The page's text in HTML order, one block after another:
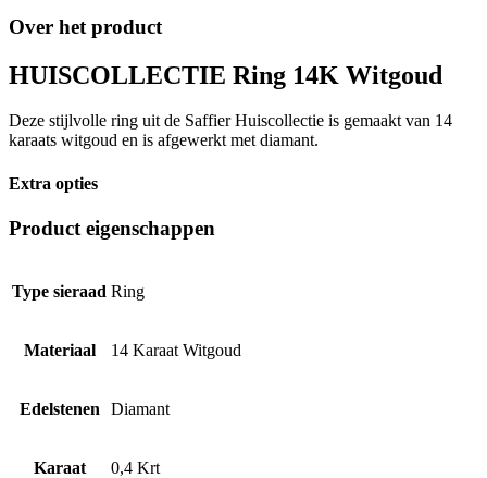
Over het product
HUISCOLLECTIE Ring 14K Witgoud
Deze stijlvolle ring uit de Saffier Huiscollectie is gemaakt van 14
karaats witgoud en is afgewerkt met diamant.
Extra opties
Product eigenschappen
Type sieraad Ring
Materiaal 14 Karaat Witgoud
Edelstenen Diamant
Karaat 0,4 Krt